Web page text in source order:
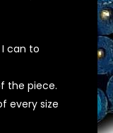
can to
the piece.
every size